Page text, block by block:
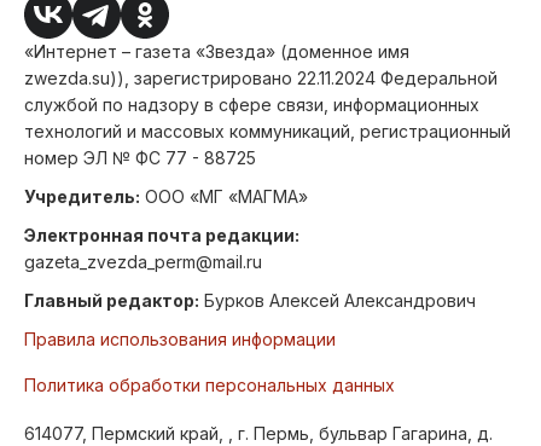
«Интернет – газета «Звезда» (доменное имя
zwezda.su)), зарегистрировано 22.11.2024 Федеральной
службой по надзору в сфере связи, информационных
технологий и массовых коммуникаций, регистрационный
номер ЭЛ № ФС 77 - 88725
Учредитель: ООО «МГ «МАГМА»
Электронная почта редакции:
gazeta_zvezda_perm@mail.ru
Главный редактор: Бурков Алексей Александрович
Правила использования информации
Политика обработки персональных данных
614077, Пермский край, , г. Пермь, бульвар Гагарина, д.